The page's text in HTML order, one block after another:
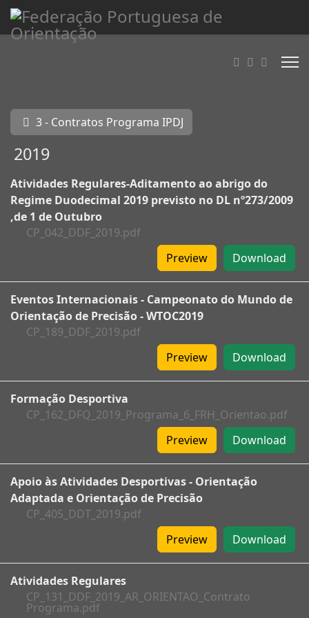
3 - Contratos Programa IPDJ
2019
Atividades Regulares-Aditamento ao abrigo do
Regime Duodecimal 2019 previsto no DL nº273/2009
,de 1 de Outubro
CP_042_DDF_2019.pdf
Download
Preview
Eventos Internacionais - Campeonato do Mundo de
Orientação de Precisão - WTOC2019
CP_189_DDF_2019.pdf
Download
Preview
Formação Desportiva
CP_162_DFQ_2019_Programa_6_FRH_Orientao.pdf
Download
Preview
Apoio às Atividades Desportivas - Orientação
Adaptada e Orientação de Precisão
CP_405_DDT_2019.pdf
Download
Preview
Atividades Regulares
CP_131_DDF_2019_AR_ORIENTAO_Contrato
Programa.pdf